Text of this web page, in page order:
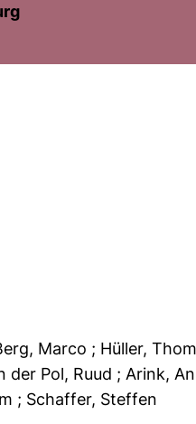
Marco ; Hüller,
der Pol, Ruud ; Arink,
; Schaffer, Steffen